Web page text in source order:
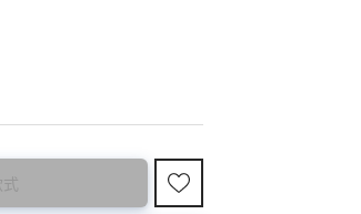
， 預購款會於8月18日
的尺碼是否合適。